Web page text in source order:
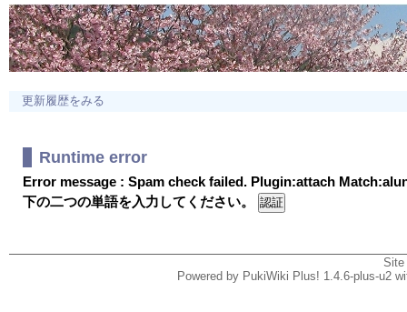
更新履歴をみる
Runtime error
Error message : Spam check failed. Plugin:attach
下の二つの単語を入力してください。
Powered by PukiWiki Plus! 1.4.6-plus-u2